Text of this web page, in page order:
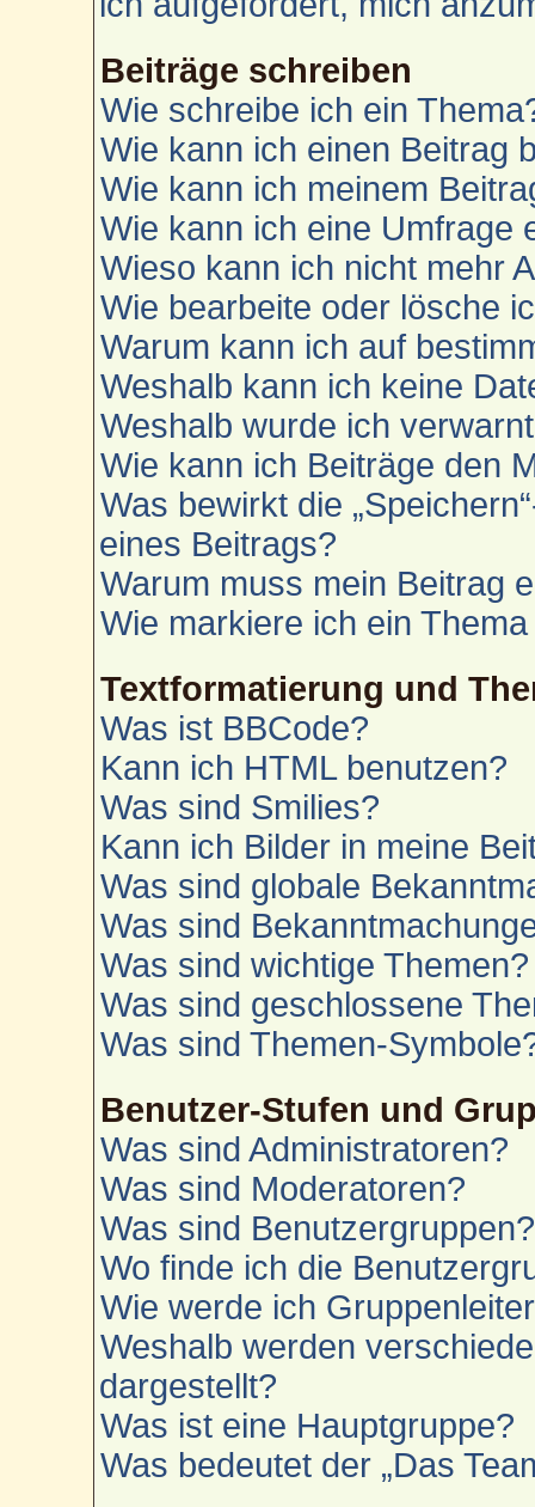
Beiträge schreiben
Wie schreibe ich ein
Wie kann ich einen Beitrag
Wie kann ich meinem
Wie kann ich eine Umfrage
Wieso kann ich nicht mehr
Wie bearbeite oder lösche
Warum kann ich auf
Weshalb kann ich keine
Weshalb wurde ich
Wie kann ich Beiträge den
Was bewirkt die
eines Beitrags?
Warum muss mein Beitrag
Wie markiere ich ein
Textformatierung und
Was ist BBCode?
Kann ich HTML benutzen?
Was sind Smilies?
Kann ich Bilder in meine
Was sind globale
Was sind
Was sind wichtige Themen?
Was sind geschlossene
Was sind Themen-
Benutzer-Stufen und
Was sind Administratoren?
Was sind Moderatoren?
Was sind Benutzergruppen?
Wo finde ich die
Wie werde ich
Weshalb werden
dargestellt?
Was ist eine Hauptgruppe?
Was bedeutet der „Das